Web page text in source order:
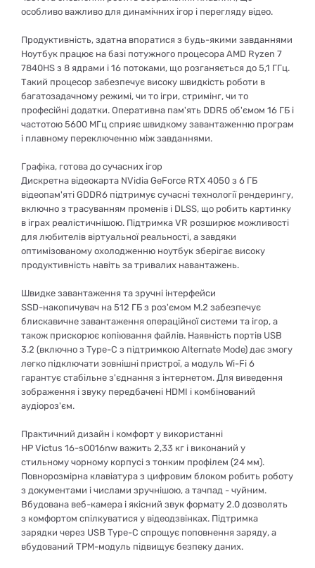
особливо важливо для динамічних ігор і перегляду відео.
Продуктивність, здатна впоратися з будь-якими завданнями
Ноутбук працює на базі потужного процесора AMD Ryzen 7
7840HS з 8 ядрами і 16 потоками, що розганяється до 5,1 ГГц.
Такий процесор забезпечує високу швидкість роботи в
багатозадачному режимі, чи то ігри, стримінг, чи то
професійні додатки. Оперативна пам'ять DDR5 об'ємом 16 ГБ і
частотою 5600 МГц сприяє швидкому завантаженню програм
і плавному переключенню між завданнями.
Графіка, готова до сучасних ігор
Дискретна відеокарта NVidia GeForce RTX 4050 з 6 ГБ
відеопам'яті GDDR6 підтримує сучасні технології рендерингу,
включно з трасуванням променів і DLSS, що робить картинку
в іграх реалістичнішою. Підтримка VR розширює можливості
для любителів віртуальної реальності, а завдяки
оптимізованому охолодженню ноутбук зберігає високу
продуктивність навіть за тривалих навантажень.
Швидке завантаження та зручні інтерфейси
SSD-накопичувач на 512 ГБ з роз'ємом M.2 забезпечує
блискавичне завантаження операційної системи та ігор, а
також прискорює копіювання файлів. Наявність портів USB
3.2 (включно з Type-C з підтримкою Alternate Mode) дає змогу
легко підключати зовнішні пристрої, а модуль Wi-Fi 6
гарантує стабільне з'єднання з інтернетом. Для виведення
зображення і звуку передбачені HDMI і комбінований
аудіороз'єм.
Практичний дизайн і комфорт у використанні
HP Victus 16-s0016nw важить 2,33 кг і виконаний у
стильному чорному корпусі з тонким профілем (24 мм).
Повнорозмірна клавіатура з цифровим блоком робить роботу
з документами і числами зручнішою, а тачпад - чуйним.
Вбудована веб-камера і якісний звук формату 2.0 дозволять
з комфортом спілкуватися у відеодзвінках. Підтримка
зарядки через USB Type-C спрощує поповнення заряду, а
вбудований TPM-модуль підвищує безпеку даних.